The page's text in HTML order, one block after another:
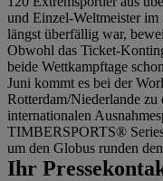
und Einzel-Weltmeister
längst überfällig war,
Obwohl das Ticket-
beide Wettkampftage
Juni kommt es bei der
Rotterdam/Niederlande
internationalen
TIMBERSPORTS®
um den Globus runden
Ihr